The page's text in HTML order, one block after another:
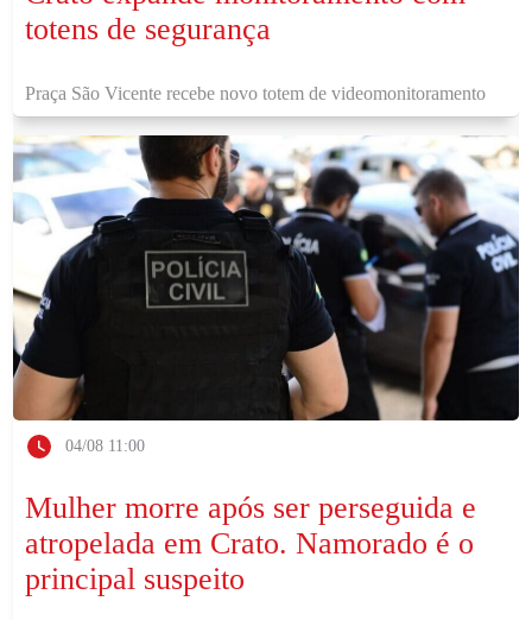
totens de segurança
Praça São Vicente recebe novo totem de videomonitoramento
04/08 11:00
Mulher morre após ser perseguida e
atropelada em Crato. Namorado é o
principal suspeito